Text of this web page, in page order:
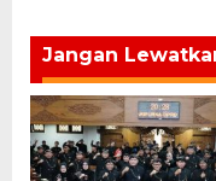
Jangan